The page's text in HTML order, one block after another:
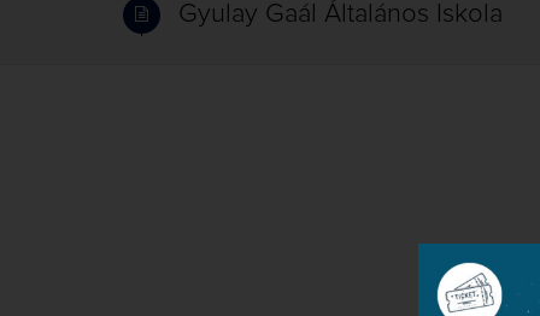
Gyulay Gaál Általános Iskola